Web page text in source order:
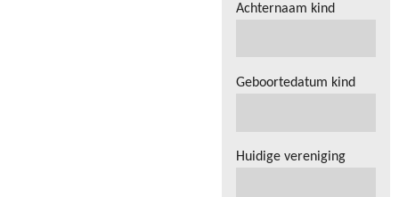
Achternaam kind
Geboortedatum kind
Huidige vereniging